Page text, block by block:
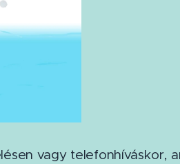
vagy telefonhíváskor,